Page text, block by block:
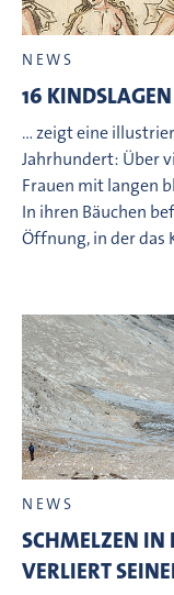
NEWS
16
… zeigt eine
Jahrhundert: Über
Frauen mit langen
In ihren Bäuchen
Öffnung, in der das
NEWS
SCHMELZEN IN
VERLIERT